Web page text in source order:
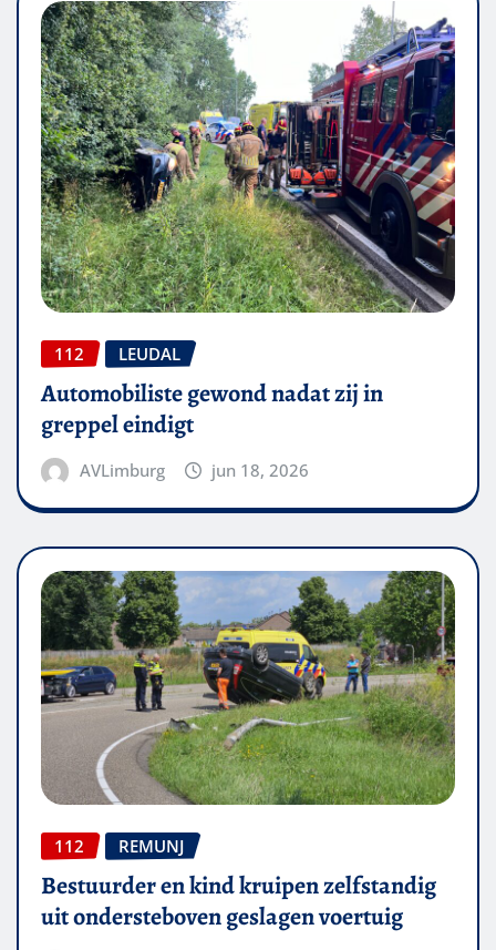
112 LEUDAL
Automobiliste gewond nadat zij in
greppel eindigt
AVLimburg jun 18, 2026
112 REMUNJ
Bestuurder en kind kruipen zelfstandig
uit ondersteboven geslagen voertuig